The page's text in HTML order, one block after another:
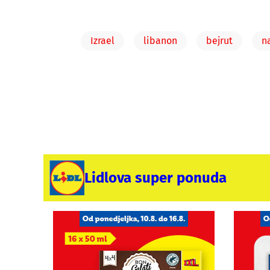
Izrael libanon bejrut
Lidlova super ponuda